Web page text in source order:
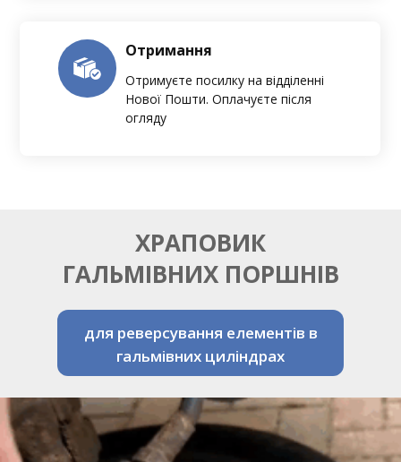
Отримання
Отримуєте посилку на відділенні
Нової Пошти. Оплачуєте після
огляду
ХРАПОВИК
ГАЛЬМІВНИХ ПОРШНІВ
для реверсування елементів в
гальмівних циліндрах